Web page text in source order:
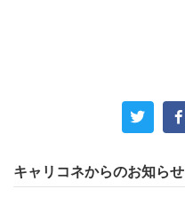
キャリコネからのお知らせ